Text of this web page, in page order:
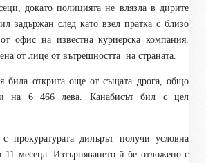
докато полицията не влязла в дирите
задържан след като взел пратка с близо
офис на известна куриерска компания.
от лице от вътрешността на страната.
била открита още от същата дрога, общо
на 6 466 лева. Канабисът бил с цел
прокуратурата дилърът получи условна
11 месеца. Изтърпяването й бе отложено с